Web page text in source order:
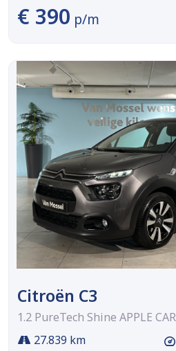
€ 390 p/m
Citroën C3
1.2 PureTech Shine APPLE
27.839 km